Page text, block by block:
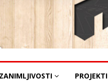
ZANIMLJIVOSTI PROJEKTI